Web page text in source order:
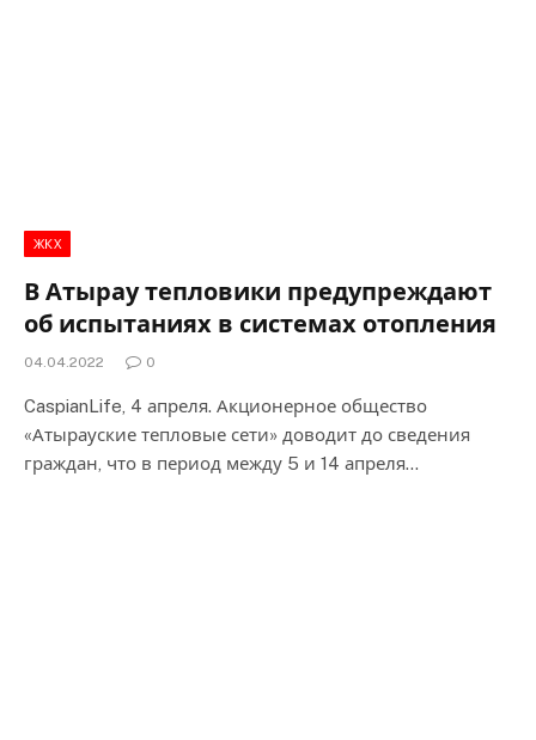
ЖКХ
В Атырау тепловики предупреждают
об испытаниях в системах отопления
04.04.2022 0
CaspianLife, 4 апреля. Акционерное общество
«Атырауские тепловые сети» доводит до сведения
граждан, что в период между 5 и 14 апреля…